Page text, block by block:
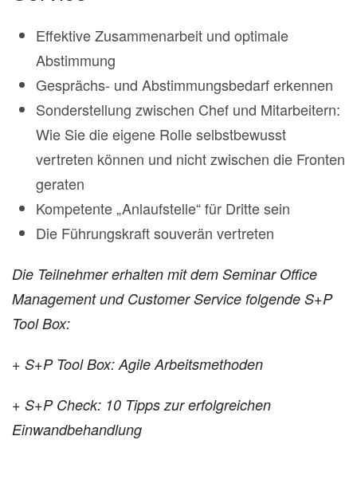
Effektive Zusammenarbeit und optimale
Abstimmung
Gesprächs- und Abstimmungsbedarf erkennen
Sonderstellung zwischen Chef und Mitarbeitern:
Wie Sie die eigene Rolle selbstbewusst
vertreten können und nicht zwischen die Fronten
geraten
Kompetente „Anlaufstelle“ für Dritte sein
Die Führungskraft souverän vertreten
Die Teilnehmer erhalten mit dem Seminar Office
Management und Customer Service folgende S+P
Tool Box:
+ S+P Tool Box: Agile Arbeitsmethoden
+ S+P Check: 10 Tipps zur erfolgreichen
Einwandbehandlung